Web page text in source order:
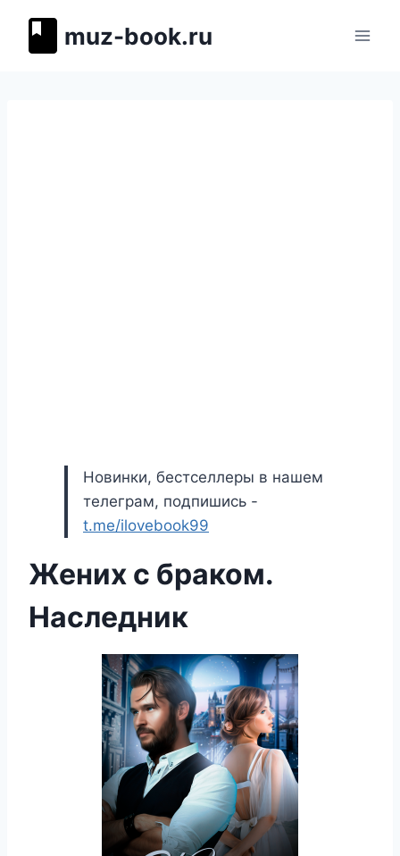
muz-book.ru
Новинки, бестселлеры в нашем
телеграм, подпишись -
t.me/ilovebook99
Жених с браком.
Наследник